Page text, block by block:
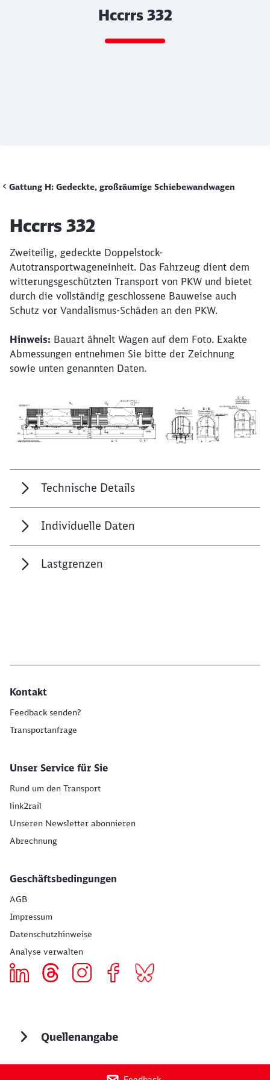
Rückruf
Hccrrs 332
Gattung H: Gedeckte, großräumige Schiebewandwagen
Artikel:
Hccrrs 332
Zweiteilig, gedeckte Doppelstock-
Autotransportwageneinheit. Das Fahrzeug dient dem
witterungsgeschützten Transport von PKW und bietet
durch die vollständig geschlossene Bauweise auch
Schutz vor Vandalismus-Schäden an den PKW.
Hinweis: Bauart ähnelt Wagen auf dem Foto. Exakte
Abmessungen entnehmen Sie bitte der Zeichnung
sowie unten genannten Daten.
Technische Details
Individuelle Daten
Lastgrenzen
Kontakt
Feedback senden?
Transportanfrage
Unser Service für Sie
Rund um den Transport
link2rail
Unseren Newsletter abonnieren
Abrechnung
Geschäftsbedingungen
AGB
Impressum
Datenschutzhinweise
Analyse verwalten
Quellenangabe
Möchten Sie zuweitergeleitet
werden?
Abbrechen Weiter